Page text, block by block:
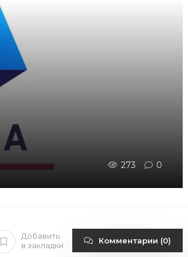
273 0
Добавить
в закладки
Комментарии (0)